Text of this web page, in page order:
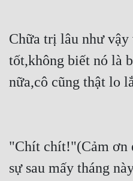
Dị Năng
Góc Nhìn Nữ
Huyền Huyễn
Chữa trị lâu như vậy
tốt,không biết nó là
nữa,cô cũng thật lo
"Chít chít!"(Cảm ơn
sự sau mấy tháng